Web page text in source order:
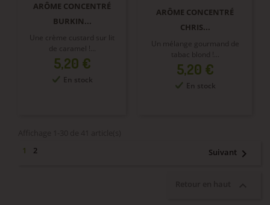
ARÔME CONCENTRÉ
BURKIN...
Une crème custard sur lit
de caramel !...
Prix
5,20 €
En stock
ARÔME CONCENTRÉ
CHRIS...
Un mélange gourmand de
tabac blond !...
Prix
5,20 €
En stock
1 2 Suivant